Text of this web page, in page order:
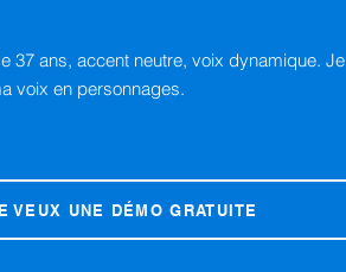
37 ans, accent neutre, voix dynamique. Je
voix en personnages.
VEUX UNE DÉMO GRATUITE